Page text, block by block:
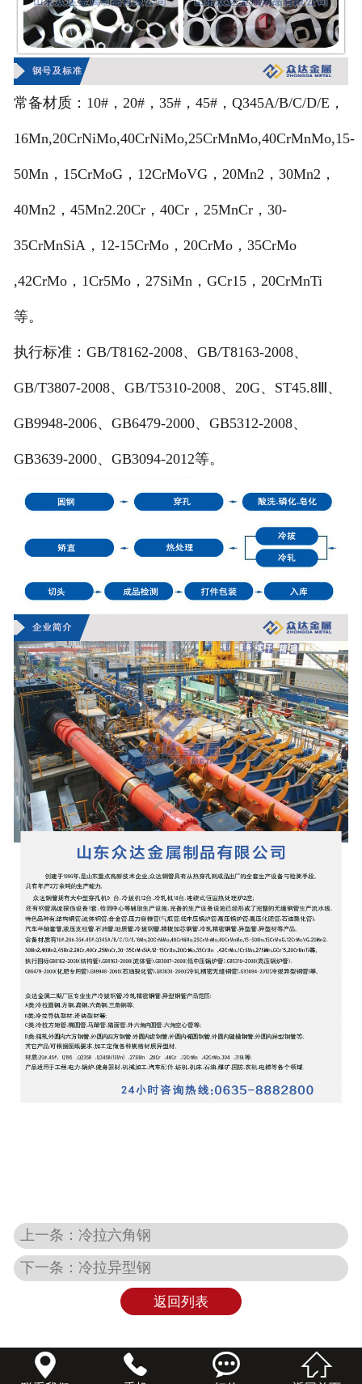
常备材质：10#，20#，35#，45#，Q345A/B/C/D/E，
16Mn,20CrNiMo,40CrNiMo,25CrMnMo,40CrMnMo,15-
50Mn，15CrMoG，12CrMoVG，20Mn2，30Mn2，
40Mn2，45Mn2.20Cr，40Cr，25MnCr，30-
35CrMnSiA，12-15CrMo，20CrMo，35CrMo
,42CrMo，1Cr5Mo，27SiMn，GCr15，20CrMnTi
等。
执行标准：GB/T8162-2008、GB/T8163-2008、
GB/T3807-2008、GB/T5310-2008、20G、ST45.8Ⅲ、
GB9948-2006、GB6479-2000、GB5312-2008、
GB3639-2000、GB3094-2012等。
上一条：冷拉六角钢
下一条：冷拉异型钢
返回列表
   